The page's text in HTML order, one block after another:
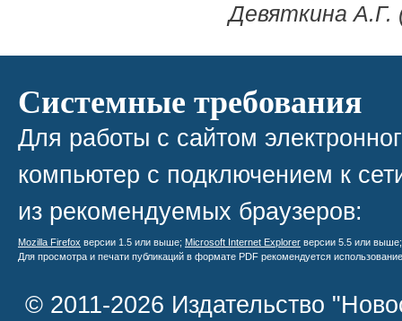
Девяткина А.Г.
Системные требования
Для работы с сайтом
компьютер с подключением к
из рекомендуемых браузеров:
Mozilla Firefox версии 1.5 или выше; Microsoft Internet Explorer версии 5.5 или
Для просмотра и печати публикаций в формате PDF рекомендуется
© 2011-2026 Издательство